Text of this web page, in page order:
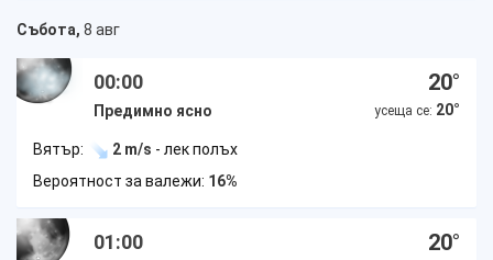
Събота, 8 авг
00:00
Предимно ясно
20°
усеща се: 20°
Вятър: 2 m/s - лек полъх
Вероятност за валежи: 16%
01:00 20°